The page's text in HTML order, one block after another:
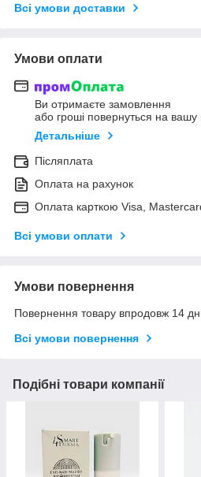
Всі умови доставки
Умови оплати
Ви отримаєте замовлення
або гроші повернуться на вашу
Детальніше
Післяплата
Оплата на рахунок
Оплата карткою Visa,
Всі умови оплати
Умови повернення
Повернення товару впродовж 14
Всі умови повернення
Подібні товари компанії